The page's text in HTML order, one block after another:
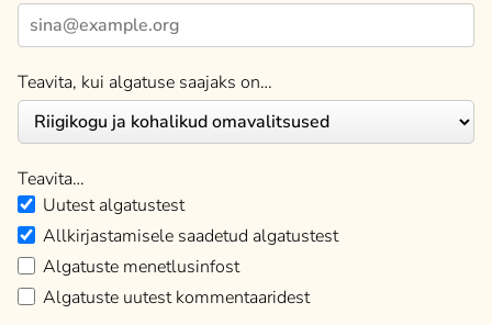
Teavita, kui algatuse saajaks on…
Teavita…
Uutest algatustest
Allkirjastamisele saadetud algatustest
Algatuste menetlusinfost
Algatuste uutest kommentaaridest